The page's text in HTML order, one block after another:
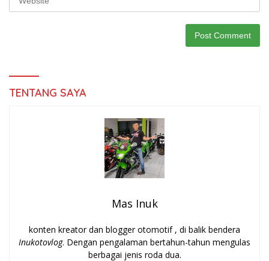
TENTANG SAYA
Mas Inuk
konten kreator dan blogger otomotif , di balik bendera
Inukotovlog. Dengan pengalaman bertahun-tahun mengulas
berbagai jenis roda dua.